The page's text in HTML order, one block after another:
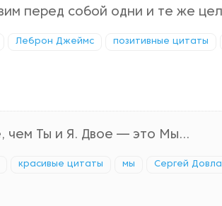
перед собой одни и те же
Леброн Джеймс позитивные цитаты
чем Ты и Я. Двое — это Мы...
красивые цитаты мы Сергей